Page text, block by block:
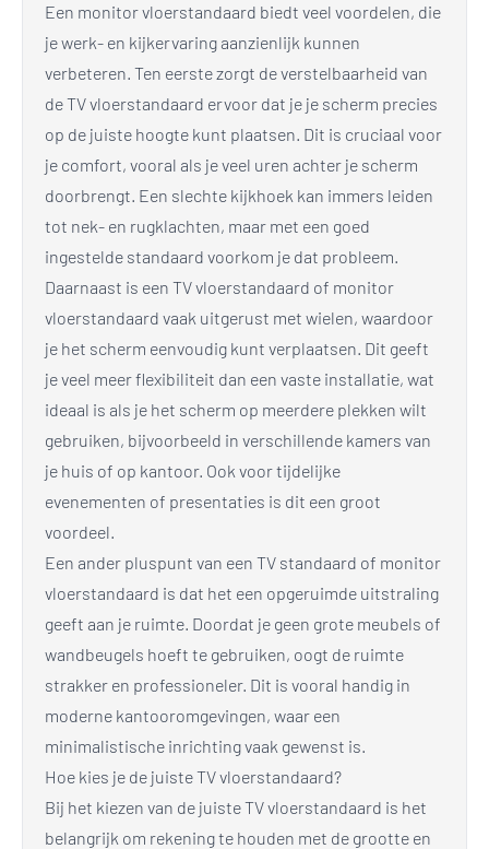
Een monitor vloerstandaard biedt veel voordelen, die
je werk- en kijkervaring aanzienlijk kunnen
verbeteren. Ten eerste zorgt de verstelbaarheid van
de TV vloerstandaard ervoor dat je je scherm precies
op de juiste hoogte kunt plaatsen. Dit is cruciaal voor
je comfort, vooral als je veel uren achter je scherm
doorbrengt. Een slechte kijkhoek kan immers leiden
tot nek- en rugklachten, maar met een goed
ingestelde standaard voorkom je dat probleem.
Daarnaast is een TV vloerstandaard of monitor
vloerstandaard vaak uitgerust met wielen, waardoor
je het scherm eenvoudig kunt verplaatsen. Dit geeft
je veel meer flexibiliteit dan een vaste installatie, wat
ideaal is als je het scherm op meerdere plekken wilt
gebruiken, bijvoorbeeld in verschillende kamers van
je huis of op kantoor. Ook voor tijdelijke
evenementen of presentaties is dit een groot
voordeel.
Een ander pluspunt van een TV standaard of monitor
vloerstandaard is dat het een opgeruimde uitstraling
geeft aan je ruimte. Doordat je geen grote meubels of
wandbeugels hoeft te gebruiken, oogt de ruimte
strakker en professioneler. Dit is vooral handig in
moderne kantooromgevingen, waar een
minimalistische inrichting vaak gewenst is.
Hoe kies je de juiste TV vloerstandaard?
Bij het kiezen van de juiste TV vloerstandaard is het
belangrijk om rekening te houden met de grootte en